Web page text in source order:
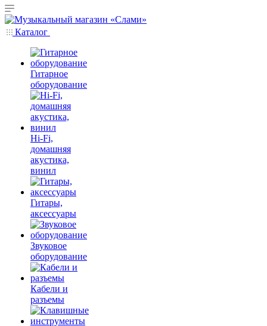
Каталог
Гитарное
оборудование
Hi-Fi,
домашняя
акустика,
винил
Гитары,
аксессуары
Звуковое
оборудование
Кабели и
разъемы